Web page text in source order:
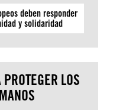
deben responder
y solidaridad
LOS